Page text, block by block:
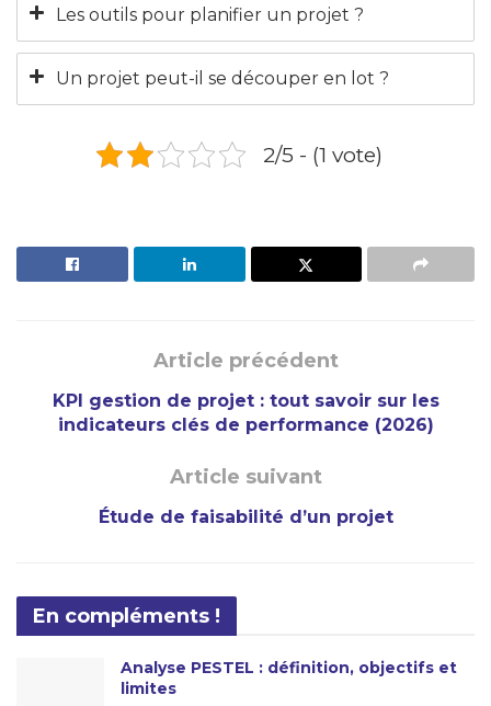
Les outils pour planifier un projet ?
Un projet peut-il se découper en lot ?
2/5 - (1 vote)
Article précédent
KPI gestion de projet : tout savoir sur les
indicateurs clés de performance (2026)
Article suivant
Étude de faisabilité d’un projet
En compléments !
Analyse PESTEL : définition, objectifs et
limites